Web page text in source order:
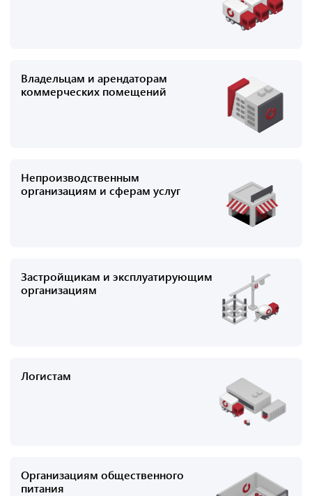
Владельцам и арендаторам
коммерческих помещений
Непроизводственным
организациям и сферам услуг
Застройщикам и эксплуатирующим
организациям
Логистам
Организациям общественного
питания